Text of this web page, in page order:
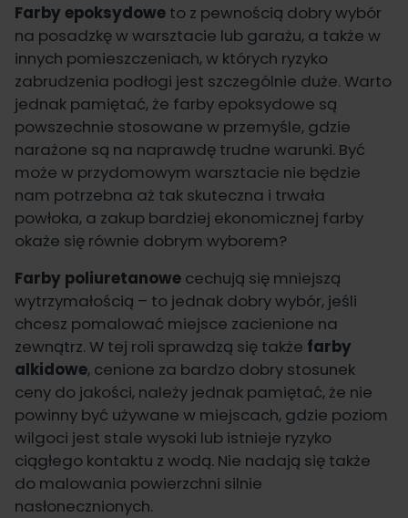
Farby epoksydowe to z pewnością dobry wybór
na posadzkę w warsztacie lub garażu, a także w
innych pomieszczeniach, w których ryzyko
zabrudzenia podłogi jest szczególnie duże. Warto
jednak pamiętać, że farby epoksydowe są
powszechnie stosowane w przemyśle, gdzie
narażone są na naprawdę trudne warunki. Być
może w przydomowym warsztacie nie będzie
nam potrzebna aż tak skuteczna i trwała
powłoka, a zakup bardziej ekonomicznej farby
okaże się równie dobrym wyborem?
Farby poliuretanowe cechują się mniejszą
wytrzymałością – to jednak dobry wybór, jeśli
chcesz pomalować miejsce zacienione na
zewnątrz. W tej roli sprawdzą się także farby
alkidowe, cenione za bardzo dobry stosunek
ceny do jakości, należy jednak pamiętać, że nie
powinny być używane w miejscach, gdzie poziom
wilgoci jest stale wysoki lub istnieje ryzyko
ciągłego kontaktu z wodą. Nie nadają się także
do malowania powierzchni silnie
nasłonecznionych.